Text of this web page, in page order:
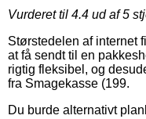
Vurderet til 4.4 ud af 5
Størstedelen af internet
at få sendt til en
rigtig fleksibel, og
fra Smagekasse (199.
Du burde alternativt